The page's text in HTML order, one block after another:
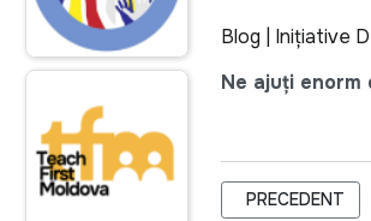
Blog | Iniţiative
Ne ajuți
ARTICOL
PRECEDENT